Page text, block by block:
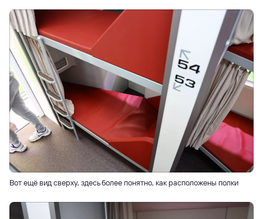
Вот ещё вид сверху, здесь более понятно, как расположены полки